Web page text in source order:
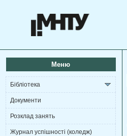
Меню
Бібліотека
Документи
Розклад занять
Журнал успішності (коледж)